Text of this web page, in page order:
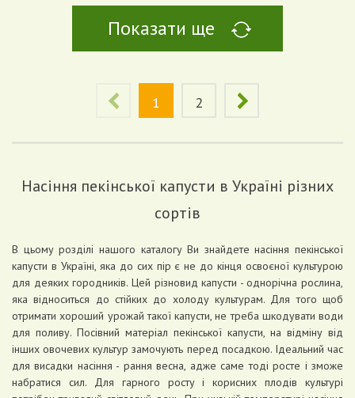
Показати ще
1 2
Насіння пекінської капусти в Україні різних
сортів
В цьому розділі нашого каталогу Ви знайдете насіння пекінської
капусти в Україні, яка до сих пір є не до кінця освоєної культурою
для деяких городників. Цей різновид капусти - однорічна рослина,
яка відноситься до стійких до холоду культурам. Для того щоб
отримати хороший урожай такої капусти, не треба шкодувати води
для поливу. Посівний матеріал пекінської капусти, на відміну від
інших овочевих культур замочують перед посадкою. Ідеальний час
для висадки насіння - рання весна, адже саме тоді росте і зможе
набратися сил. Для гарного росту і корисних плодів культурі